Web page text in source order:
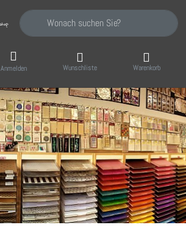
Geben Sie einen Suchbegriff ein. Während
Anmelden Wunschliste Warenkorb